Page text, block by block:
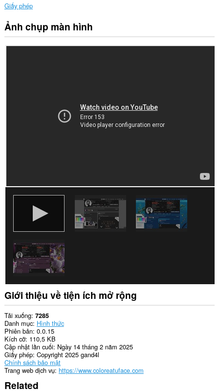
Giấy phép
Tiện
ích
Ảnh chụp màn hình
Giới thiệu về tiện ích mở rộng
Tải xuống 7285
Danh mục Hình thức
Phiên bản 0.0.15
Kích cỡ 110,5 KB
Cập nhật lần cuối Ngày 14 tháng 2 năm 2025
Giấy phép Copyright 2025 gand4l
Chính sách bảo mật
Trang web dịch vụ https://www.coloreatuface.com
Related